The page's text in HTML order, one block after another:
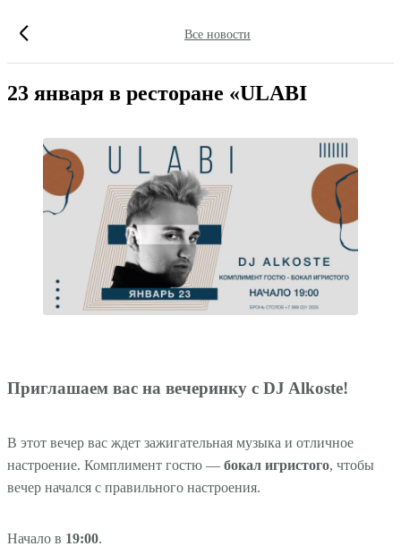
Все новости
23 января в ресторане «ULABI
Приглашаем вас на вечеринку с DJ Alkoste!
В этот вечер вас ждет зажигательная музыка и отличное
настроение. Комплимент гостю — бокал игристого, чтобы
вечер начался с правильного настроения.
Начало в 19:00.